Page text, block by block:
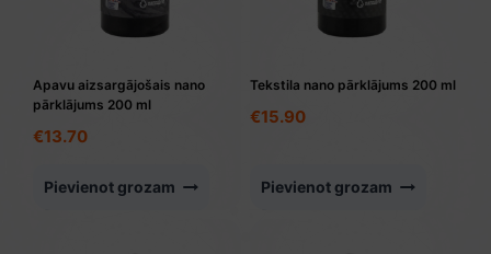
Apavu aizsargājošais nano
pārklājums 200 ml
€13.70
Pievienot grozam
Tekstila nano pārklājums 200 ml
€15.90
Pievienot grozam